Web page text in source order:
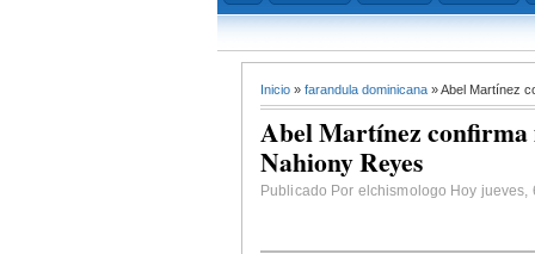
ADOPAE
Abinader
11 de diciembre
Nacional de la
Inicio » farandula dominicana » Abel Martínez
Abel Martínez
Nahiony Reyes
Publicado Por elchismologo Hoy